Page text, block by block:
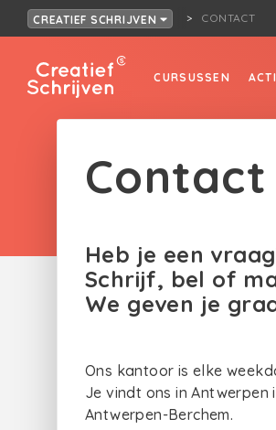
CREATIEF SCHRIJVEN CONTACT
CURSUSSEN
Contact
Heb je een
Schrijf, bel of
We geven je
Ons kantoor is elke
Je vindt ons in
Antwerpen-Berchem.